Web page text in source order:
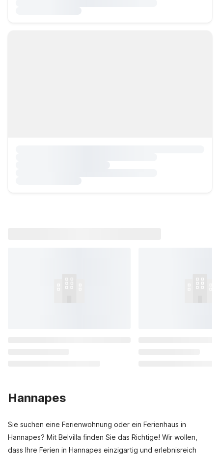
Hannapes
Sie suchen eine Ferienwohnung oder ein Ferienhaus in
Hannapes? Mit Belvilla finden Sie das Richtige! Wir wollen,
dass Ihre Ferien in Hannapes einzigartig und erlebnisreich